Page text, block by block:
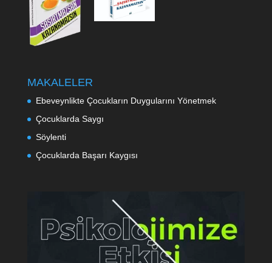
MAKALELER
Ebeveynlikte Çocukların Duygularını Yönetmek
Çocuklarda Saygı
Söylenti
Çocuklarda Başarı Kaygısı